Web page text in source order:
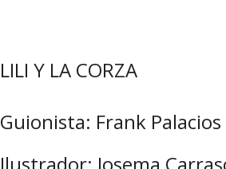
LILI Y LA CORZA
Guionista: Frank Palacios